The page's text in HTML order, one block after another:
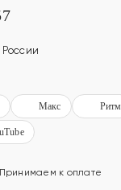
Макс Ритм
Принимаем к оплате